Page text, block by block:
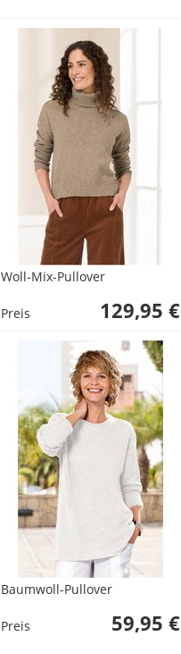
Woll-Mix-Pullover
Preis 129,95 €
Baumwoll-Pullover
Preis 59,95 €